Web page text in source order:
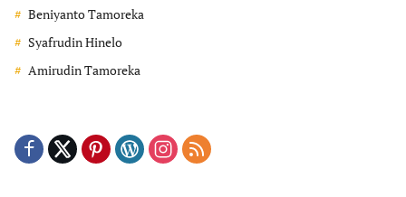
Beniyanto Tamoreka
Syafrudin Hinelo
Amirudin Tamoreka